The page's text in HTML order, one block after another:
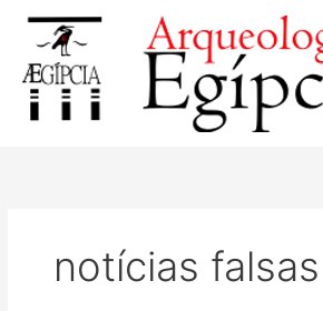
conteúdo
notícias falsas